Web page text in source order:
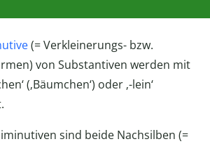
(= Verkleinerungs- bzw.
von Substantiven werden mit
(‚Bäumchen‘) oder ‚-lein‘
sind beide Nachsilben (=